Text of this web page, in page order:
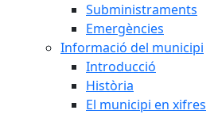
Subministraments
Emergències
Informació del municipi
Introducció
Història
El municipi en xifres